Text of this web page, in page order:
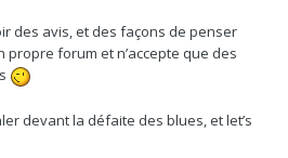
des avis, et des façons de penser
forum et n’accepte que des
devant la défaite des blues, et let’s